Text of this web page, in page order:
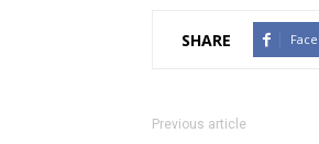
SHARE
Previous article